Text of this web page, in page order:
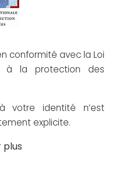
conformité avec la Loi
à la protection des
votre identité n’est
explicite.
plus